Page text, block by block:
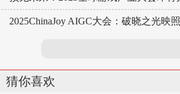
2025ChinaJoy AIGC大会：破晓之光映照
猜你喜欢